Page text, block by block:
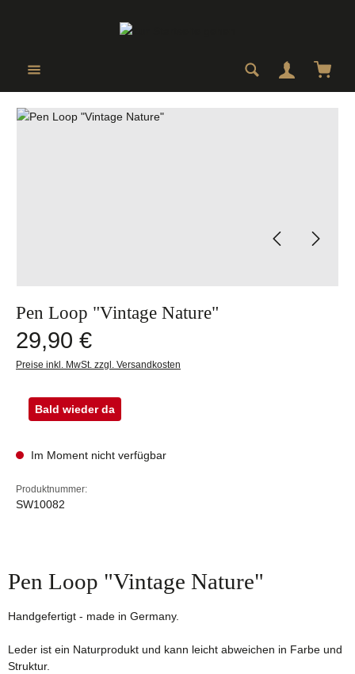
Bildergalerie überspringen
Pen Loop "Vintage Nature"
Regulärer Preis:
29,90 €
Preise inkl. MwSt. zzgl. Versandkosten
Bald wieder da
Im Moment nicht verfügbar
Produktnummer:
SW10082
Pen Loop "Vintage Nature"
Handgefertigt - made in Germany.
Leder ist ein Naturprodukt und kann leicht abweichen in Farbe und
Struktur.